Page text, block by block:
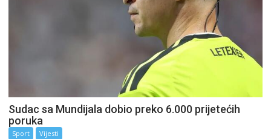
Sudac sa Mundijala dobio preko 6.000 prijetećih
poruka
Sport Vijesti